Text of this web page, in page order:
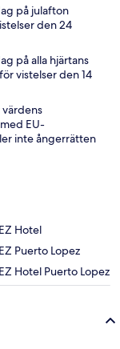
på julafton
den 24
på alla hjärtans
vistelser den 14
EU-
inte ångerrätten
Hotel
Puerto Lopez
Hotel Puerto Lopez